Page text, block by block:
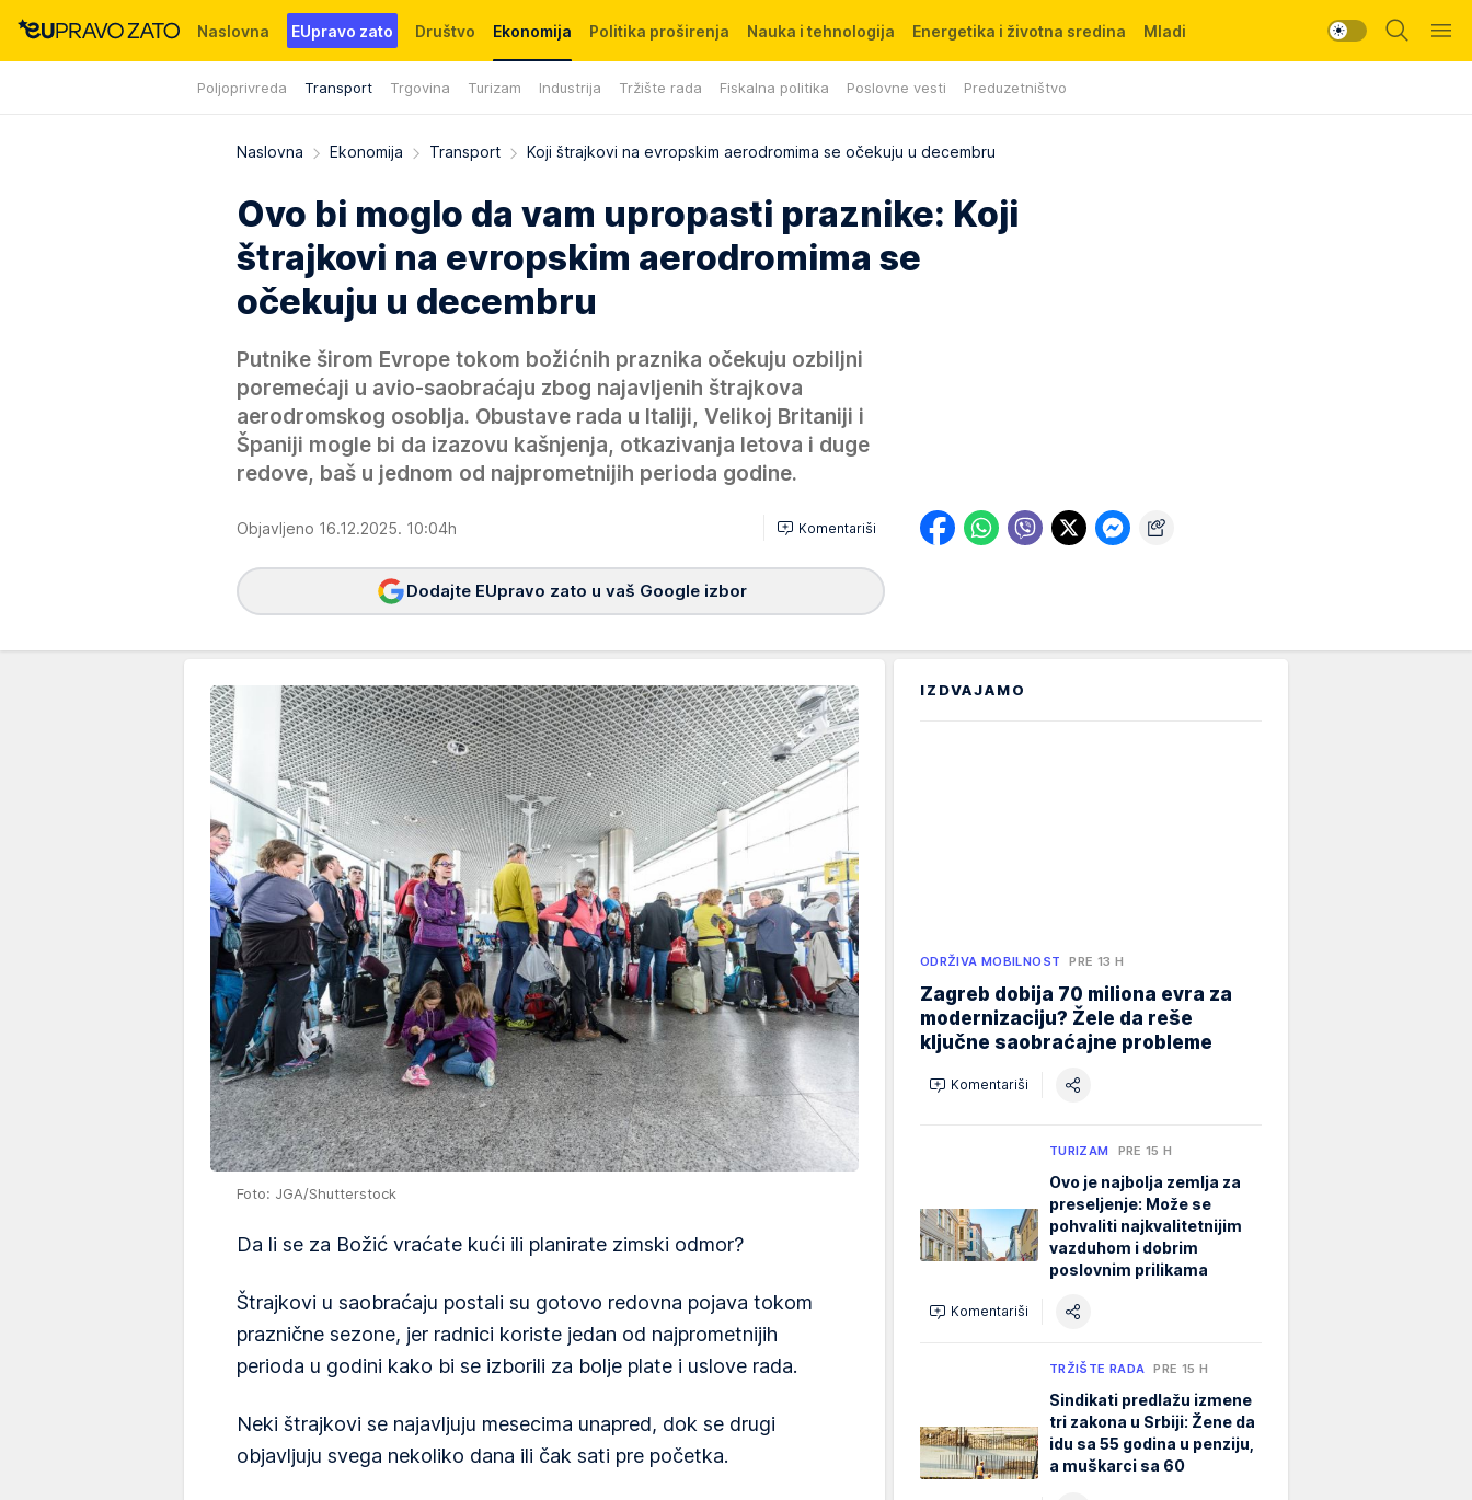
Naslovna EUpravo zato Društvo Ekonomija
Poljoprivreda Transport Trgovina Turizam Industrija Tržište rada Fiskalna politika Poslovne vesti Preduzetništvo
Politika proširenja Nauka i tehnologija Energetika i životna sredina Mladi
Događaji News WMG fondacija
Naslovna Ekonomija Transport Koji štrajkovi na evropskim aerodromima se očekuju u decembru
Ovo bi moglo da vam upropasti praznike: Koji
štrajkovi na evropskim aerodromima se
očekuju u decembru
Putnike širom Evrope tokom božićnih praznika očekuju ozbiljni
poremećaji u avio-saobraćaju zbog najavljenih štrajkova
aerodromskog osoblja. Obustave rada u Italiji, Velikoj Britaniji i
Španiji mogle bi da izazovu kašnjenja, otkazivanja letova i duge
redove, baš u jednom od najprometnijih perioda godine.
Objavljeno 16.12.2025. 10:04h Komentariši
Dodajte EUpravo zato u vaš Google izbor
Foto: JGA/Shutterstock
Da li se za Božić vraćate kući ili planirate zimski odmor?
Štrajkovi u saobraćaju postali su gotovo redovna pojava tokom
praznične sezone, jer radnici koriste jedan od najprometnijih
perioda u godini kako bi se izborili za bolje plate i uslove rada.
Neki štrajkovi se najavljuju mesecima unapred, dok se drugi
objavljuju svega nekoliko dana ili čak sati pre početka.
IZDVAJAMO
ODRŽIVA MOBILNOST PRE 13 H
Zagreb dobija 70 miliona evra za
modernizaciju? Žele da reše
ključne saobraćajne probleme
Komentariši
TURIZAM PRE 15 H
Ovo je najbolja zemlja za
preseljenje: Može se
pohvaliti najkvalitetnijim
vazduhom i dobrim
poslovnim prilikama
Komentariši
TRŽIŠTE RADA PRE 15 H
Sindikati predlažu izmene
tri zakona u Srbiji: Žene da
idu sa 55 godina u penziju,
a muškarci sa 60